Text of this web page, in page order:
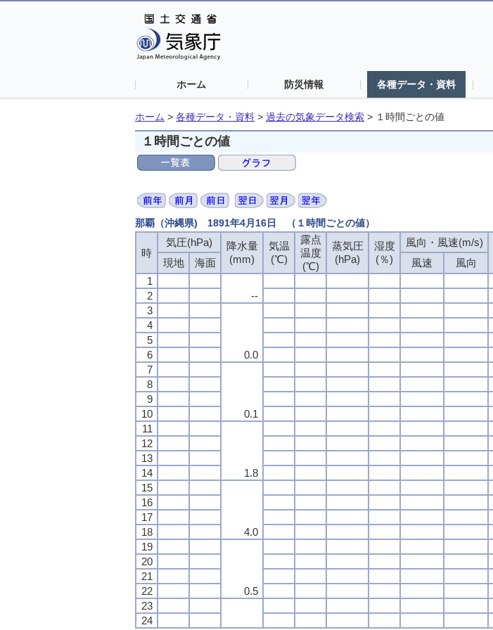
ホーム 防災情報 各種データ・資料
ホーム > 各種データ・資料 > 過去の気象データ検索 > １時間ごとの値
１時間ごとの値
那覇（沖縄県) 1891年4月16日 （１時間ごとの値）
時
気圧(hPa)
降水量
(mm)
気温
(℃)
露点
温度
(℃)
蒸気圧
(hPa)
湿度
(％)
風向・風速(m/s)
現地 海面 風速 風向
1
--
2
3
0.0
4
5
6
7
0.1
8
9
10
11
1.8
12
13
14
15
4.0
16
17
18
19
0.5
20
21
22
23
24